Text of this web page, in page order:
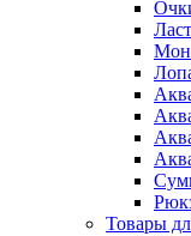
Товары